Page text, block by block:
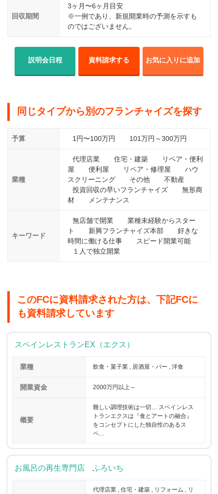
回収期間
3ヶ月〜6ヶ月目安
※一例であり、新規開業時の予測を示すも
のではございません。
説明会日程 資料請求する お気に入りに追加
同じタイプから別のフランチャイズを探す
予算 1円〜100万円 101万円～300万円
業種
代理店業 住宅・建築
リペア・便利
屋
便利屋 リペア・修理屋
ハウ
スクリーニング
その他
不動産
投資回収の早いフランチャイズ
無形商
材
メンテナンス
キーワード
無店舗で開業
業種未経験からスター
ト
新興フランチャイズ本部
好きな
時間に働ける仕事
スピード開業可能
１人で独立開業
このFCに資料請求された方は、下記FCに
も資料請求しています
スペインレストランEX（エクス）
業種 飲食・菓子業 , 居酒屋・バー , 洋食
開業資金 2000万円以上～
概要
難しい調理技術は一切… スペインレス
トランエクスは『食とアートの融合』
をコンセプトにした独自性のあるス
ペ…
お風呂の再生専門店 ふろいち
代理店業 , 住宅・建築 , リフォーム , リ